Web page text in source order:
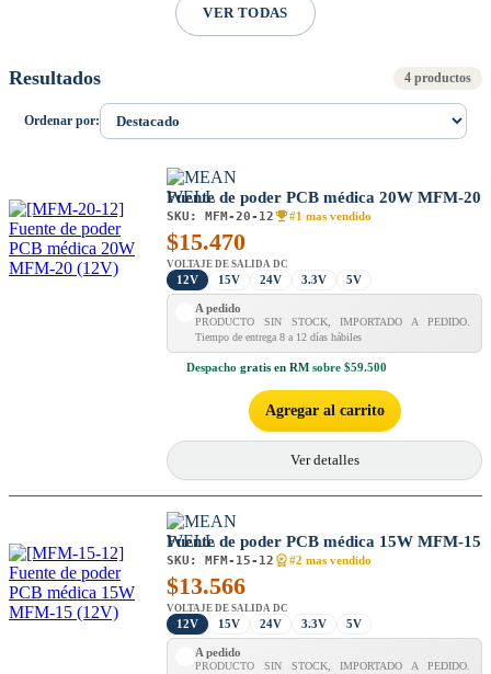
VER TODAS
Resultados 4 productos
Ordenar por:
Fuente de poder PCB médica 20W MFM-20
SKU: MFM-20-12 #1 mas vendido
$15.470
VOLTAJE DE SALIDA DC
12V 15V 24V 3.3V 5V
A pedido
PRODUCTO SIN STOCK, IMPORTADO A PEDIDO.
Tiempo de entrega 8 a 12 días hábiles
Despacho gratis en RM sobre $59.500
Agregar al carrito
Ver detalles
Fuente de poder PCB médica 15W MFM-15
SKU: MFM-15-12 #2 mas vendido
$13.566
VOLTAJE DE SALIDA DC
12V 15V 24V 3.3V 5V
A pedido
PRODUCTO SIN STOCK, IMPORTADO A PEDIDO.